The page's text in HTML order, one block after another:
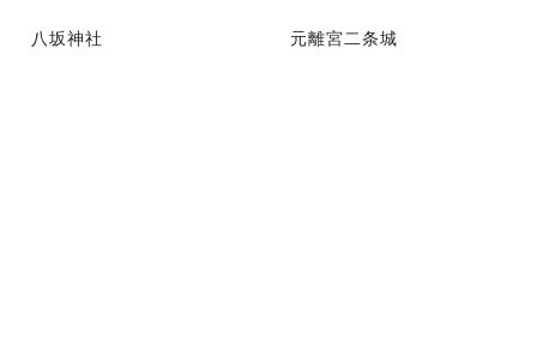
八坂神社 元離宮二条城